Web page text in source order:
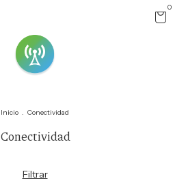
0
Inicio . Conectividad
Conectividad
Filtrar